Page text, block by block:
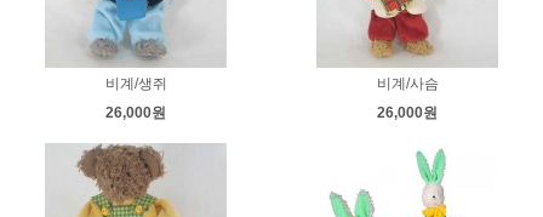
비계/생쥐
26,000원
비계/사슴
26,000원